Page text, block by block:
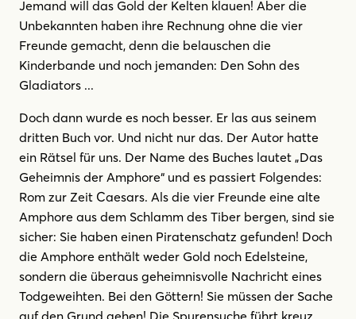
Jemand will das Gold der Kelten klauen! Aber die
Unbekannten haben ihre Rechnung ohne die vier
Freunde gemacht, denn die belauschen die
Kinderbande und noch jemanden: Den Sohn des
Gladiators ...
Doch dann wurde es noch besser. Er las aus seinem
dritten Buch vor. Und nicht nur das. Der Autor hatte
ein Rätsel für uns. Der Name des Buches lautet „Das
Geheimnis der Amphore“ und es passiert Folgendes:
Rom zur Zeit Caesars. Als die vier Freunde eine alte
Amphore aus dem Schlamm des Tiber bergen, sind sie
sicher: Sie haben einen Piratenschatz gefunden! Doch
die Amphore enthält weder Gold noch Edelsteine,
sondern die überaus geheimnisvolle Nachricht eines
Todgeweihten. Bei den Göttern! Sie müssen der Sache
auf den Grund gehen! Die Spurensuche führt kreuz